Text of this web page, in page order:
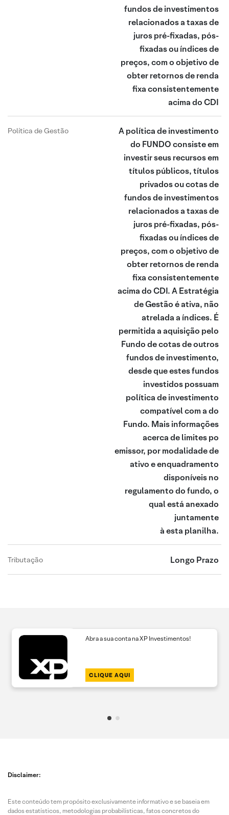
fundos de investimentos
relacionados a taxas de
juros pré-fixadas, pós-
fixadas ou índices de
preços, com o objetivo de
obter retornos de renda
fixa consistentemente
acima do CDI
Política de Gestão
A política de investimento
do FUNDO consiste em
investir seus recursos em
títulos públicos, títulos
privados ou cotas de
fundos de investimentos
relacionados a taxas de
juros pré-fixadas, pós-
fixadas ou índices de
preços, com o objetivo de
obter retornos de renda
fixa consistentemente
acima do CDI. A Estratégia
de Gestão é ativa, não
atrelada a índices. É
permitida a aquisição pelo
Fundo de cotas de outros
fundos de investimento,
desde que estes fundos
investidos possuam
política de investimento
compatível com a do
Fundo. Mais informações
acerca de limites po
emissor, por modalidade de
ativo e enquadramento
disponíveis no
regulamento do fundo, o
qual está anexado
juntamente
à esta planilha.
Tributação Longo Prazo
Abra a sua conta na XP Investimentos!
CLIQUE AQUI
Disclaimer:
Este conteúdo tem propósito exclusivamente informativo e se baseia em
dados estatísticos, metodologias probabilísticas, fatos concretos do